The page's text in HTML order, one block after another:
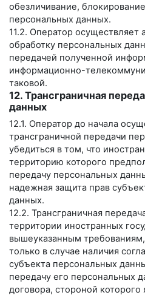
обезличивание,
персональных данных.
11.2. Оператор осуществляет
обработку персональных
передачей полученной
информационно-
таковой.
12. Трансграничная
данных
12.1. Оператор до начала
трансграничной передачи
убедиться в том, что
территорию которого
передачу персональных
надежная защита прав
данных.
12.2. Трансграничная
территории иностранных
вышеуказанным
только в случае наличия
субъекта персональных
передачу его персональных
договора, стороной которого